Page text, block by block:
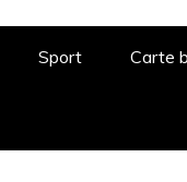
Sport Carte